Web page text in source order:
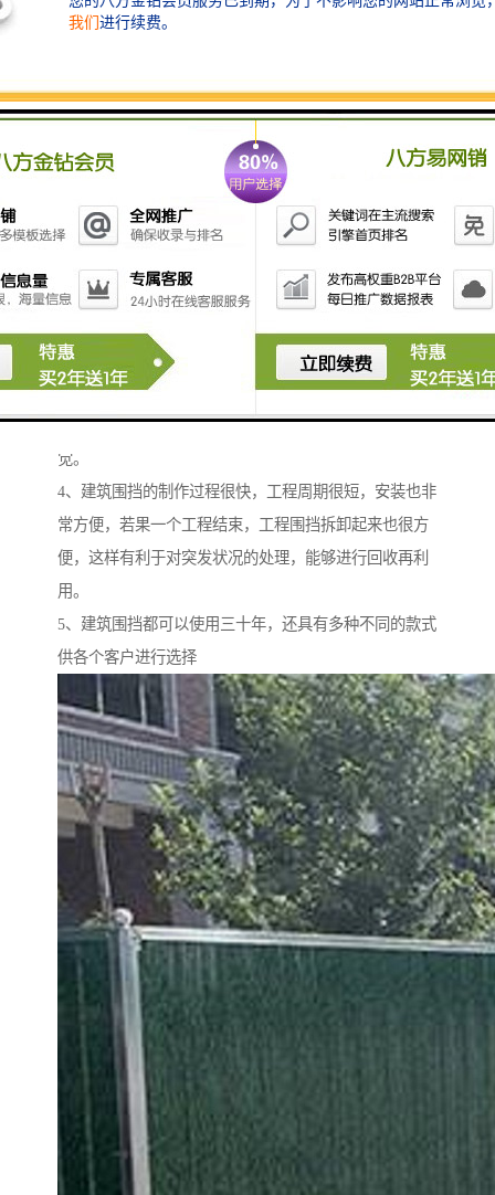
建筑围挡的技术优势：
1、建筑围挡有很好的韧度和突出的强度，施工单位可以
2、建筑围挡不容易生锈，能够很好地抵抗酸碱的侵蚀，
护的费用，有效地保护环境。
3、建筑围挡的表敏非常光洁整滑，它的颜色看起来也非
常柔和，遇到强光照射也不会给人难以适应的感
觉。
4、建筑围挡的制作过程很快，工程周期很短，安装也非
常方便，若果一个工程结束，工程围挡拆卸起来也很方
便，这样有利于对突发状况的处理，能够进行回收再利
用。
5、建筑围挡都可以使用三十年，还具有多种不同的款式
供各个客户进行选择